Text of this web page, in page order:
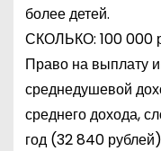
более детей.
СКОЛЬКО: 100 000
Право на выплату
среднедушевой
среднего дохода,
год (32 840